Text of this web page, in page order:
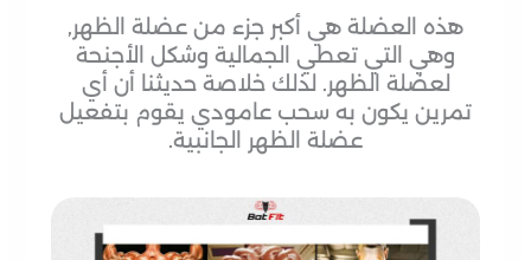
هذه العضلة هي أكبر جزء من عضلة الظهر,
وهي التي تعطي الجمالية وشكل الأجنحة
لعضلة الظهر. لذلك خلاصة حديثنا أن أي
تمرين يكون به سحب عامودي يقوم بتفعيل
عضلة الظهر الجانبية.